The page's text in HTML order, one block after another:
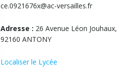
ce.0921676x@ac-versailles.fr
Adresse : 26 Avenue Léon Jouhaux,
92160 ANTONY
Localiser le Lycée